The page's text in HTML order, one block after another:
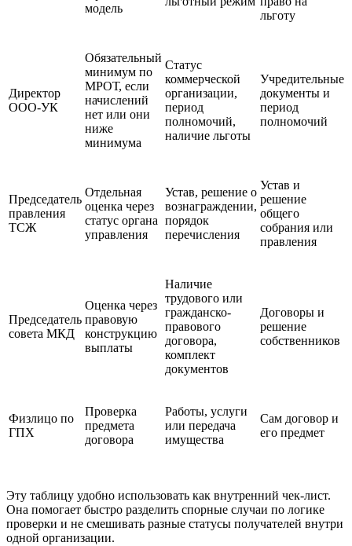
модель
льготу
Директор
ООО-УК
Обязательный
минимум по
МРОТ, если
начислений
нет или они
ниже
минимума
Статус
коммерческой
организации,
период
полномочий,
наличие льготы
Учредительные
документы и
период
полномочий
Председатель
правления
ТСЖ
Отдельная
оценка через
статус органа
управления
Устав, решение о
вознаграждении,
порядок
перечисления
Устав и
решение
общего
собрания или
правления
Председатель
совета МКД
Оценка через
правовую
конструкцию
выплаты
Наличие
трудового или
гражданско-
правового
договора,
комплект
документов
Договоры и
решение
собственников
Физлицо по
ГПХ
Проверка
предмета
договора
Работы, услуги
или передача
имущества
Сам договор и
его предмет
Эту таблицу удобно использовать как внутренний чек-лист.
Она помогает быстро разделить спорные случаи по логике
проверки и не смешивать разные статусы получателей внутри
одной организации.